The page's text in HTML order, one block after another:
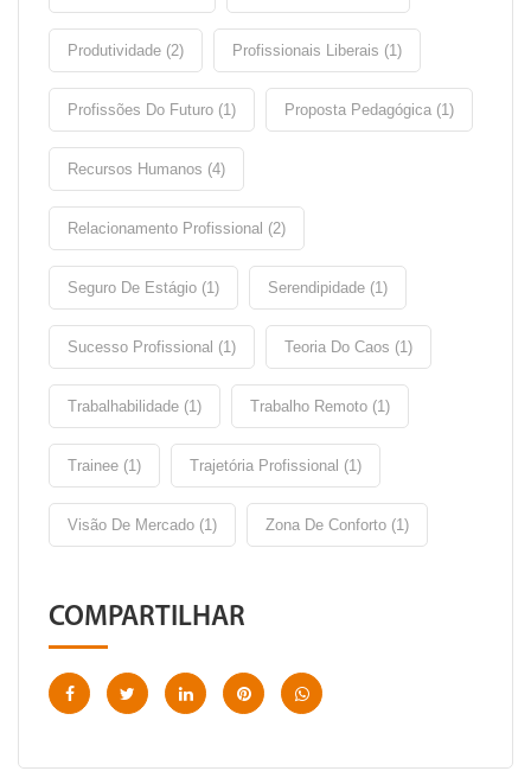
Produtividade (2) Profissionais Liberais (1)
Profissões Do Futuro (1) Proposta Pedagógica (1)
Recursos Humanos (4)
Relacionamento Profissional (2)
Seguro De Estágio (1) Serendipidade (1)
Sucesso Profissional (1) Teoria Do Caos (1)
Trabalhabilidade (1) Trabalho Remoto (1)
Trainee (1) Trajetória Profissional (1)
Visão De Mercado (1) Zona De Conforto (1)
COMPARTILHAR